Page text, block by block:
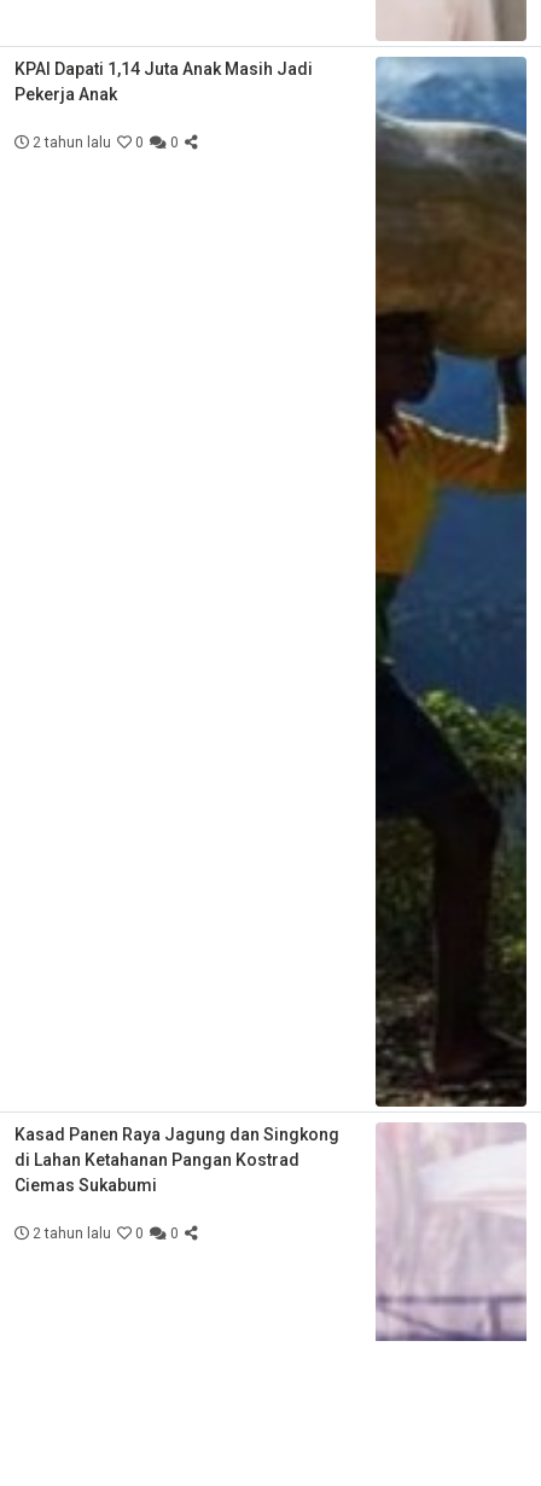
KPAI Dapati 1,14 Juta Anak Masih Jadi
Pekerja Anak
2 tahun lalu 0 0
Kasad Panen Raya Jagung dan Singkong
di Lahan Ketahanan Pangan Kostrad
Ciemas Sukabumi
2 tahun lalu 0 0